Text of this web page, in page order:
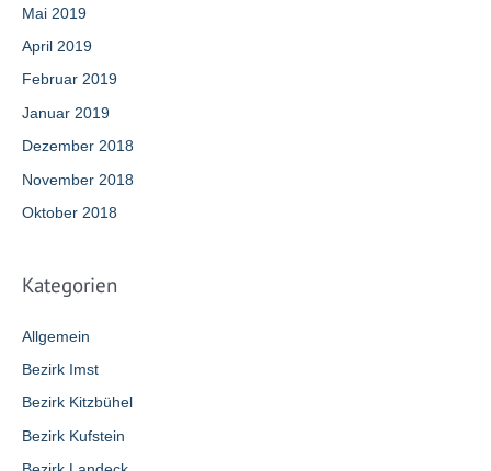
Mai 2019
April 2019
Februar 2019
Januar 2019
Dezember 2018
November 2018
Oktober 2018
Kategorien
Allgemein
Bezirk Imst
Bezirk Kitzbühel
Bezirk Kufstein